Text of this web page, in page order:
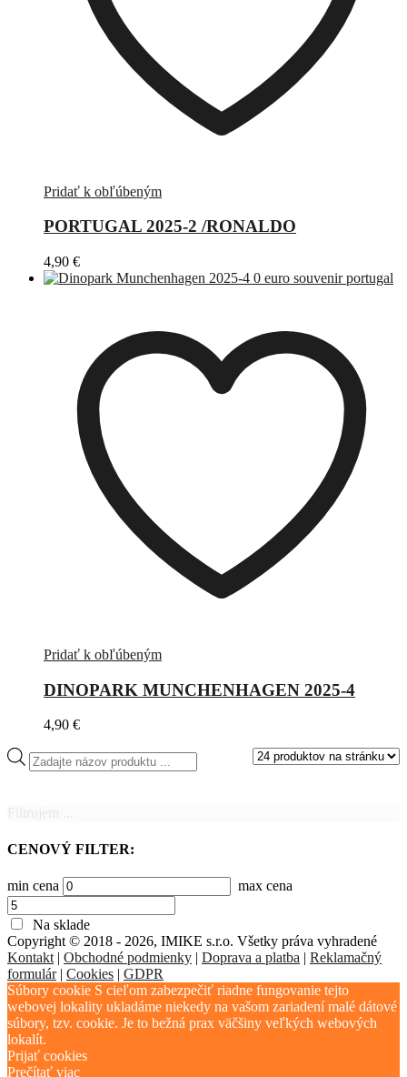
Pridať k obľúbeným
PORTUGAL 2025-2 /RONALDO
4,90 €
Pridať k obľúbeným
DINOPARK MUNCHENHAGEN 2025-4
4,90 €
Products
search
CENOVÝ FILTER:
min cena max cena
Na sklade
Copyright © 2018 - 2026, IMIKE s.r.o. Všetky práva vyhradené
Kontakt | Obchodné podmienky | Doprava a platba | Reklamačný
formulár| Cookies | GDPR
Súbory cookie S cieľom zabezpečiť riadne fungovanie tejto
webovej lokality ukladáme niekedy na vašom zariadení malé dátové
súbory, tzv. cookie. Je to bežná prax väčšiny veľkých webových
lokalít.
Prijať cookies
Prečítať viac